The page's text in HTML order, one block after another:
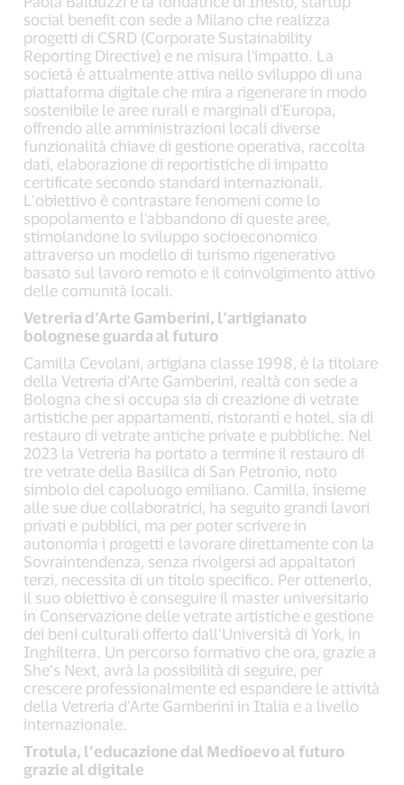
social benefit con sede a Milano che realizza
progetti di CSRD (Corporate Sustainability
Reporting Directive) e ne misura l'impatto. La
società è attualmente attiva nello sviluppo di una
piattaforma digitale che mira a rigenerare in modo
sostenibile le aree rurali e marginali d'Europa,
offrendo alle amministrazioni locali diverse
funzionalità chiave di gestione operativa, raccolta
dati, elaborazione di reportistiche di impatto
certificate secondo standard internazionali.
L’obiettivo è contrastare fenomeni come lo
spopolamento e l'abbandono di queste aree,
stimolandone lo sviluppo socioeconomico
attraverso un modello di turismo rigenerativo
basato sul lavoro remoto e il coinvolgimento attivo
delle comunità locali.
Vetreria d’Arte Gamberini, l’artigianato
bolognese guarda al futuro
Camilla Cevolani, artigiana classe 1998, è la titolare
della Vetreria d’Arte Gamberini, realtà con sede a
Bologna che si occupa sia di creazione di vetrate
artistiche per appartamenti, ristoranti e hotel, sia di
restauro di vetrate antiche private e pubbliche. Nel
2023 la Vetreria ha portato a termine il restauro di
tre vetrate della Basilica di San Petronio, noto
simbolo del capoluogo emiliano. Camilla, insieme
alle sue due collaboratrici, ha seguito grandi lavori
privati e pubblici, ma per poter scrivere in
autonomia i progetti e lavorare direttamente con la
Sovraintendenza, senza rivolgersi ad appaltatori
terzi, necessita di un titolo specifico. Per ottenerlo,
il suo obiettivo è conseguire il master universitario
in Conservazione delle vetrate artistiche e gestione
dei beni culturali offerto dall’Università di York, in
Inghilterra. Un percorso formativo che ora, grazie a
She’s Next, avrà la possibilità di seguire, per
crescere professionalmente ed espandere le attività
della Vetreria d’Arte Gamberini in Italia e a livello
internazionale.
Trotula, l’educazione dal Medioevo al futuro
grazie al digitale